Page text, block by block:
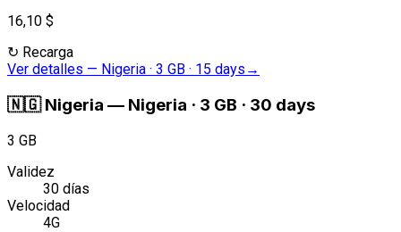
16,10 $
↻ Recarga
Ver detalles — Nigeria · 3 GB · 15 days →
🇳🇬 Nigeria — Nigeria · 3 GB · 30 days
3 GB
Validez
30 días
Velocidad
4G